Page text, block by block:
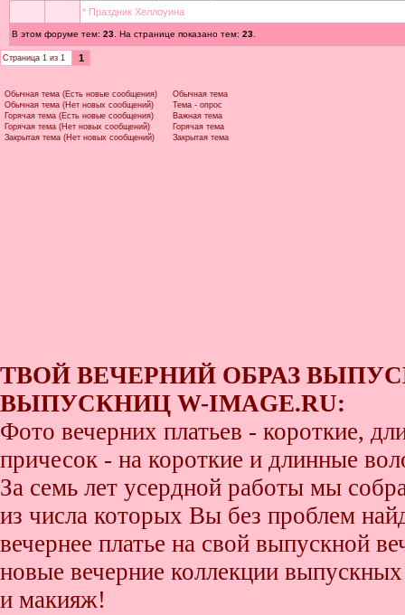
* Праздник Хеллоуина
В этом форуме тем: 23. На странице показано тем: 23.
Страница 1 из 1 1
Обычная тема (Есть новые сообщения)
Обычная тема
Обычная тема (Нет новых сообщений)
Тема - опрос
Горячая тема (Есть новые сообщения)
Важная тема
Горячая тема (Нет новых сообщений)
Горячая тема
Закрытая тема (Нет новых сообщений)
Закрытая тема
ТВОЙ ВЕЧЕРНИЙ ОБРАЗ
ВЫПУСКНИЦ W-IMAGE.RU:
Фото вечерних платьев - короткие,
причесок - на короткие и длинные
За семь лет усердной работы мы
из числа которых Вы без проблем
вечернее платье на свой выпускной
новые вечерние коллекции
и макияж!